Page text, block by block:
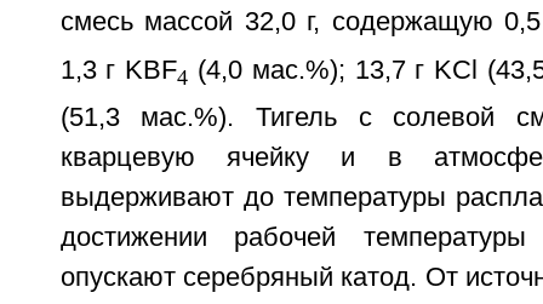
смесь массой 32,0 г, содержащую
1,3 г KBF4 (4,0 мас.%); 13,7 г KCl
(51,3 мас.%). Тигель с солевой
кварцевую ячейку и в
выдерживают до температуры
достижении рабочей
опускают серебряный катод. От